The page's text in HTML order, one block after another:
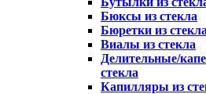
Бюксы из стекла
Бюретки из стекла
Виалы из стекла
Делительные/
стекла
Капилляры из